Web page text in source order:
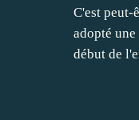
C'est peut-
adopté
début de